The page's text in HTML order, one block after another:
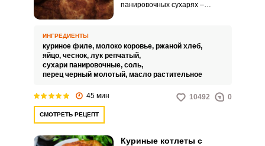
панировочных сухарях –
начинающей хозяйки.
Благодаря удачному сочетание
всех ингредиентов готовое
блюдо имеет правильную
текстуру, получается сочным и
ИНГРЕДИЕНТЫ
куриное филе, молоко коровье, ржаной хлеб,
яйцо, чеснок, лук репчатый,
сухари панировочные, соль,
перец черный молотый, масло растительное
45 мин 10492 0
СМОТРЕТЬ РЕЦЕПТ
Куриные котлеты с